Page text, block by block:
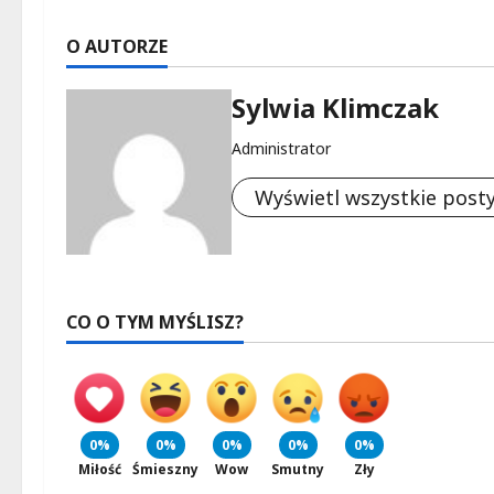
O AUTORZE
Sylwia Klimczak
Administrator
Wyświetl wszystkie
CO O TYM MYŚLISZ?
0%
Miłość
0%
Śmieszny
0%
Wow
0%
Smutny
0%
Zły